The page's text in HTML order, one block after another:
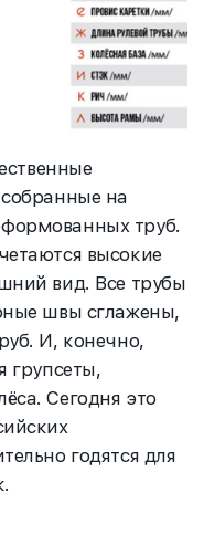
на
труб.
высокие
вид. Все трубы
швы сглажены,
И, конечно,
групсеты,
Сегодня это
годятся для